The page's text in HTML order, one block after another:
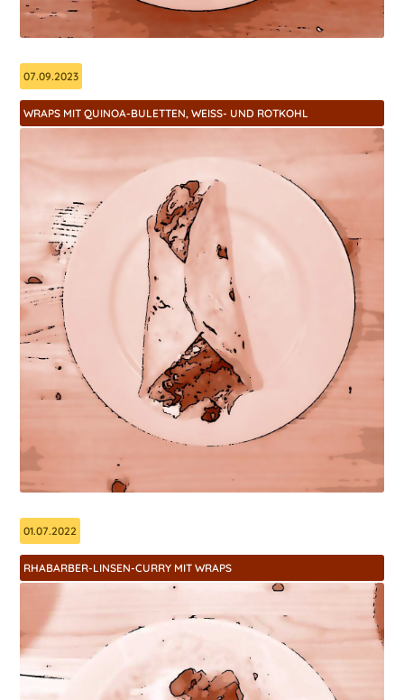
07.09.2023
WRAPS MIT QUINOA-BULETTEN, WEISS- UND ROTKOHL
01.07.2022
RHABARBER-LINSEN-CURRY MIT WRAPS